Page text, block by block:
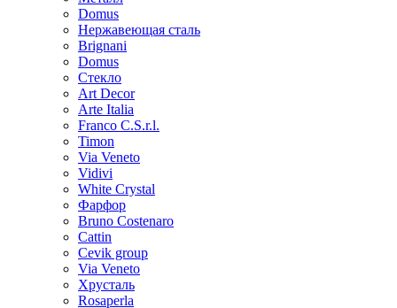
Domus
Нержавеющая сталь
Brignani
Domus
Стекло
Art Decor
Arte Italia
Franco C.S.r.l.
Timon
Via Veneto
Vidivi
White Crystal
Фарфор
Bruno Costenaro
Cattin
Cevik group
Via Veneto
Хрусталь
Rosaperla